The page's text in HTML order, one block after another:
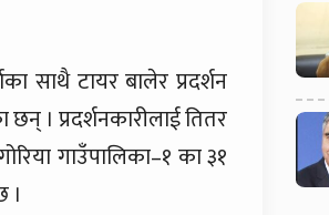
साथै टायर बालेर प्रदर्शन
। प्रदर्शनकारीलाई तितर
गाउँपालिका–१ का ३१
।